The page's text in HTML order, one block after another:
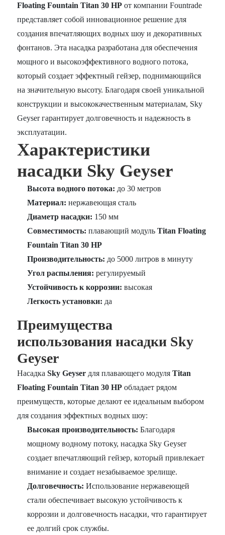
Floating Fountain Titan 30 HP от компании Fountrade
представляет собой инновационное решение для
создания впечатляющих водных шоу и декоративных
фонтанов. Эта насадка разработана для обеспечения
мощного и высокоэффективного водного потока,
который создает эффектный гейзер, поднимающийся
на значительную высоту. Благодаря своей уникальной
конструкции и высококачественным материалам, Sky
Geyser гарантирует долговечность и надежность в
эксплуатации.
Характеристики
насадки Sky Geyser
Высота водного потока: до 30 метров
Материал: нержавеющая сталь
Диаметр насадки: 150 мм
Совместимость: плавающий модульTitan Floating
Fountain Titan 30 HP
Производительность: до 5000 литров в минуту
Угол распыления: регулируемый
Устойчивость к коррозии: высокая
Легкость установки: да
Преимущества
использования насадки Sky
Geyser
НасадкаSky Geyser для плавающего модуляTitan
Floating Fountain Titan 30 HP обладает рядом
преимуществ, которые делают ее идеальным выбором
для создания эффектных водных шоу:
Высокая производительность: Благодаря
мощному водному потоку, насадка Sky Geyser
создает впечатляющий гейзер, который привлекает
внимание и создает незабываемое зрелище.
Долговечность: Использование нержавеющей
стали обеспечивает высокую устойчивость к
коррозии и долговечность насадки, что гарантирует
ее долгий срок службы.